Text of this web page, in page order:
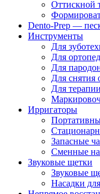
Оттискной
Dento-Prep —
Инструменты
Для
Для
Для
Для снятия
Для терапии
Ирригаторы
Запасные
Сменные
Звуковые щетки
Звуковые
Насадки